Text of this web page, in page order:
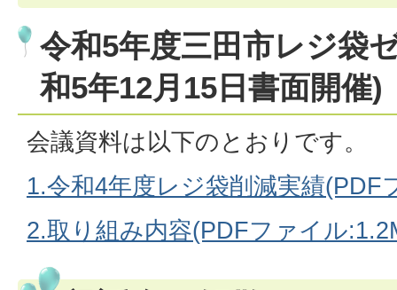
令和5年度三田市レジ袋
和5年12月15日書面開催)
会議資料は以下のとおりです。
1.令和4年度レジ袋削減実績(PDF
2.取り組み内容(PDFファイル